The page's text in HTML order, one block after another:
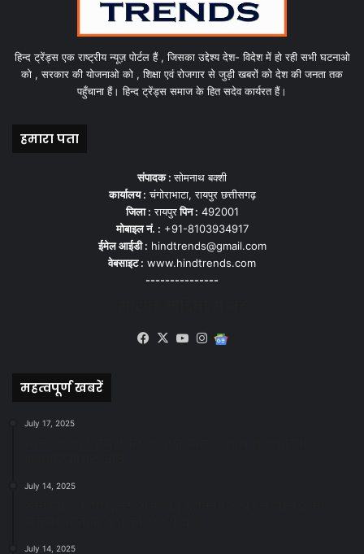
हिन्द ट्रेंड्स एक राष्ट्रीय न्यूज़ पोर्टल हैं , जिसका उद्देश्य देश- विदेश में हो रही सभी घटनाओ
को , सरकार की योजनाओ को , शिक्षा एवं रोजगार से जुड़ी खबरों को देश की जनता तक
पहुँचाना हैं। हिन्द ट्रेंड्स समाज के हित सदेव कार्यरत हैं।
हमारा पता
संपादक :सोमनाथ बक्शी
कार्यालय : चंगोराभाटा, रायपुर छत्तीसगढ़
जिला : रायपुरपिन : 492001
मोबाइल नं. : +91-8103934917
ईमेल आईडी : hindtrends@gmail.com
वेबसाइट : www.hindtrends.com
---------------
Facebook
X YouTubeInstagram
महत्वपूर्ण खबरें
July 17, 2025
July 14, 2025
July 14, 2025